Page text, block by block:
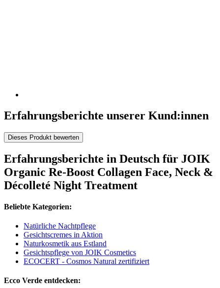
Erfahrungsberichte unserer Kund:innen
Dieses Produkt bewerten
Erfahrungsberichte in Deutsch für JOIK
Organic Re-Boost Collagen Face, Neck &
Décolleté Night Treatment
Beliebte Kategorien:
Natürliche Nachtpflege
Gesichtscremes in Aktion
Naturkosmetik aus Estland
Gesichtspflege von JOIK Cosmetics
ECOCERT - Cosmos Natural zertifiziert
Ecco Verde entdecken: